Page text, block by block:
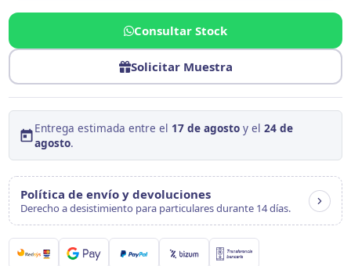
Solicitar Muestra
Consultar Stock
Entrega estimada entre el 17 de agosto y el24 de
agosto.
Política de envío y devoluciones
Derecho a desistimiento para particulares durante 14 días.